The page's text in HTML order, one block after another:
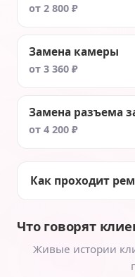
от 2 800 ₽
Замена камеры
от 3 360 ₽
Замена разъема
от 4 200 ₽
Как проходит
Что говорят
Живые истории